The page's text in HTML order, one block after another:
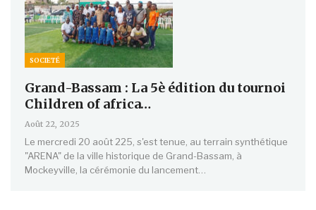
SOCIETÉ
Grand-Bassam : La 5è édition du tournoi
Children of africa…
Août 22, 2025
Le mercredi 20 août 225, s'est tenue, au terrain synthétique
"ARENA" de la ville historique de Grand-Bassam, à
Mockeyville, la cérémonie du lancement…